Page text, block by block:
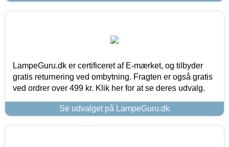
LampeGuru.dk er certificeret af E-mærket, og tilbyder
gratis returnering ved ombytning. Fragten er også gratis
ved ordrer over 499 kr. Klik her for at se deres udvalg.
Se udvalget på LampeGuru.dk